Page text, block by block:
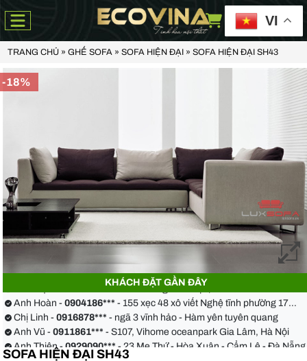
VI
TRANG CHỦ» GHẾ SOFA» SOFA HIỆN ĐẠI » SOFA HIỆN ĐẠI SH43
-18%
KHÁCH ĐẶT GẦN ĐÂY
- 23 Mẹ Thứ - Hòa Xuân - Cẩm Lệ - Đà Nẵng
0349582***- Toà Moonlight An Lạc, Vân Canh Hoài Đức
Anh Hoàn -
0904186***
- 155 xẹc 48 xô viết Nghệ tĩnh phường 17
quận Bình Thạnh
Chị Linh - 0916878***
- ngã 3 vĩnh hảo - Hàm yên tuyên quang
Anh Vũ -
0911861***
- S107, Vihome oceanpark Gia Lâm, Hà Nội
Anh Thiện -
0929090***
- 23 Mẹ Thứ - Hòa Xuân - Cẩm Lệ - Đà Nẵng
Chị Hoa -0988068*** - 56 Nguyễn Khang, Cầu Giấy
SOFA HIỆN ĐẠI SH43